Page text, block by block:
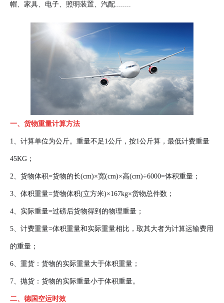
帽、家具、电子、照明装置、汽配........
一、货物重量计算方法
1、计算单位为公斤。重量不足1公斤，按1公斤算，最低计费重量
45KG；
2、货物体积=货物的长(cm)×宽(cm)×高(cm)÷6000=体积重量；
3、体积重量=货物体积(立方米)×167kg×货物总件数；
4、实际重量=过磅后货物得到的物理重量；
5、计费重量=体积重量和实际重量相比，取其大者为计算运输费用
的重量；
6、重货：货物的实际重量大于体积重量；
7、抛货：货物的实际重量小于体积重量。
二、德国空运时效